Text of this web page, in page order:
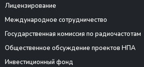
Лицензирование
Международное сотрудничество
Государственная комиссия по радиочастотам
Общественное обсуждение проектов НПА
Инвестиционный фонд